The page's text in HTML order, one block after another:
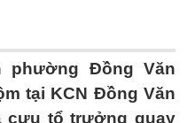
phường Đồng Văn
tại KCN Đồng Văn
cựu tổ trưởng quay